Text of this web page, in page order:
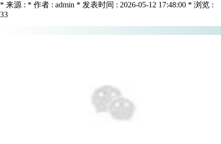
* 来源 : * 作者 : admin * 发表时间 : 2026-05-12 17:48:00 * 浏览 :
33